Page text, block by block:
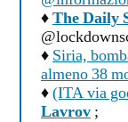
♦The Daily
♦ Siria,
almeno 38
♦(ITA via
Lavrov ;